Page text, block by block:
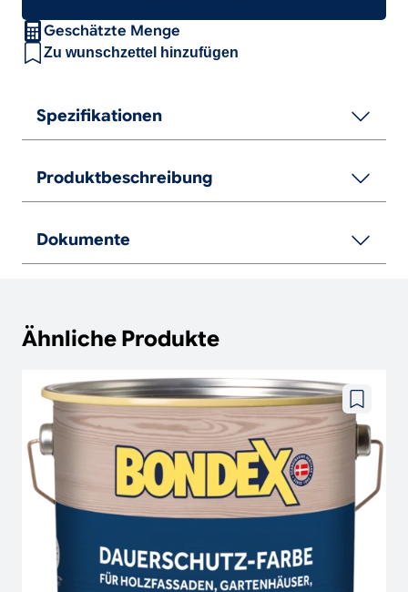
Geschätzte Menge
Zu wunschzettel hinzufügen
Spezifikationen
Produktbeschreibung
Dokumente
Ähnliche Produkte
Zu